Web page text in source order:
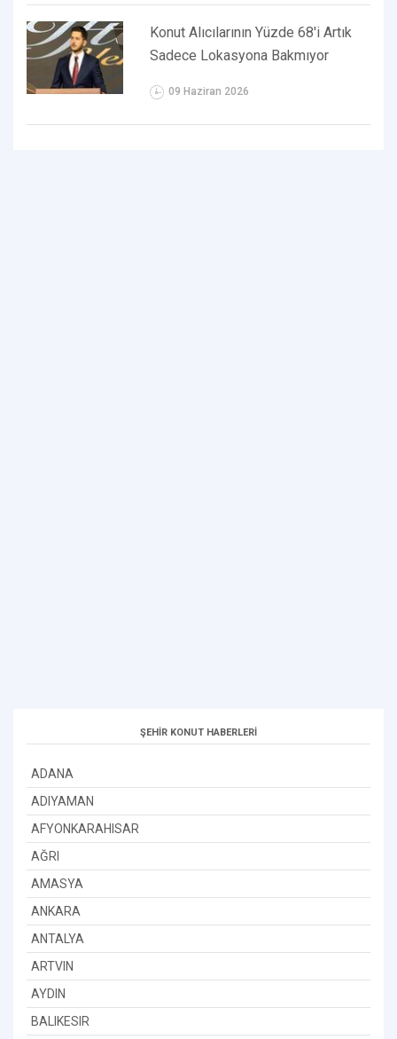
Konut Alıcılarının Yüzde 68'i Artık
Sadece Lokasyona Bakmıyor
09 Haziran 2026
ŞEHİR KONUT HABERLERİ
ADANA
ADIYAMAN
AFYONKARAHISAR
AĞRI
AMASYA
ANKARA
ANTALYA
ARTVIN
AYDIN
BALIKESIR